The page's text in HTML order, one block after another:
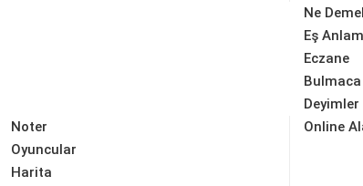
Ne
Eş
Eczane
Bulmaca
Noter
Oyuncular
Harita
Online